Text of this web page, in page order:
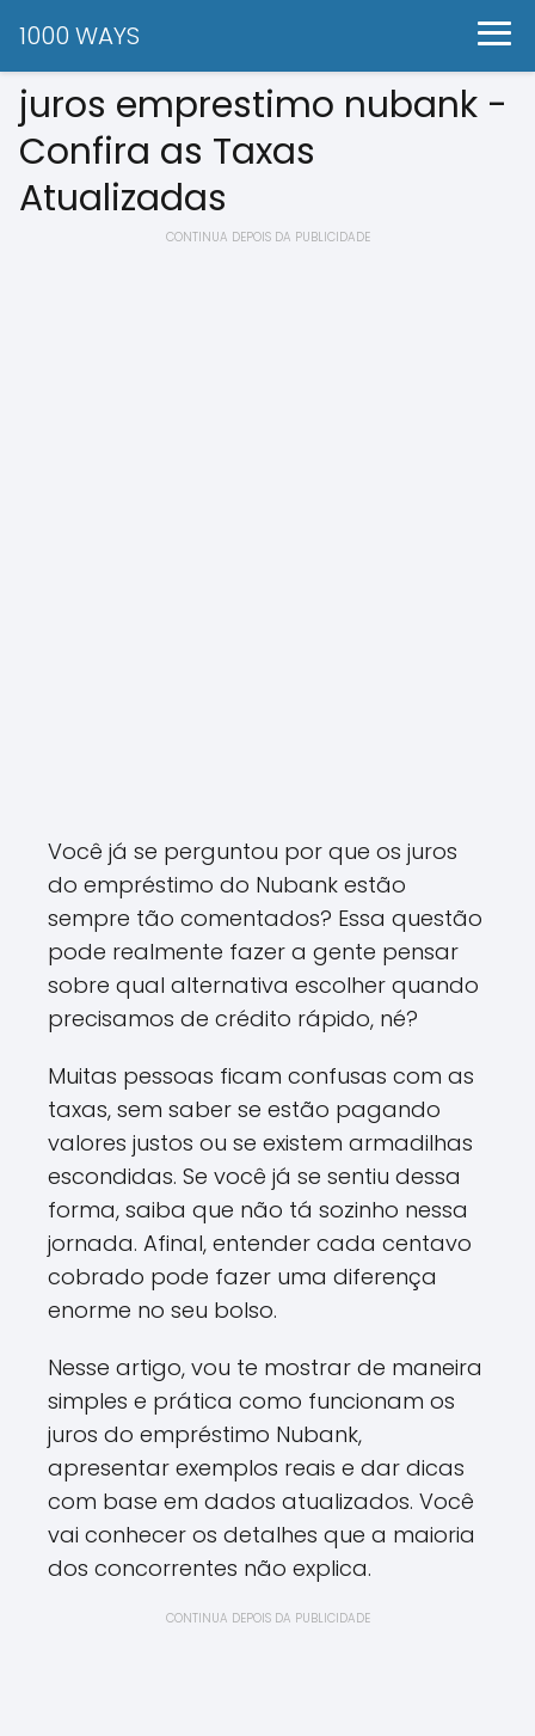
1000 WAYS
juros emprestimo nubank -
Confira as Taxas
Atualizadas
CONTINUA DEPOIS DA PUBLICIDADE
Você já se perguntou por que os juros
do empréstimo do Nubank estão
sempre tão comentados? Essa questão
pode realmente fazer a gente pensar
sobre qual alternativa escolher quando
precisamos de crédito rápido, né?
Muitas pessoas ficam confusas com as
taxas, sem saber se estão pagando
valores justos ou se existem armadilhas
escondidas. Se você já se sentiu dessa
forma, saiba que não tá sozinho nessa
jornada. Afinal, entender cada centavo
cobrado pode fazer uma diferença
enorme no seu bolso.
Nesse artigo, vou te mostrar de maneira
simples e prática como funcionam os
juros do empréstimo Nubank,
apresentar exemplos reais e dar dicas
com base em dados atualizados. Você
vai conhecer os detalhes que a maioria
dos concorrentes não explica.
CONTINUA DEPOIS DA PUBLICIDADE